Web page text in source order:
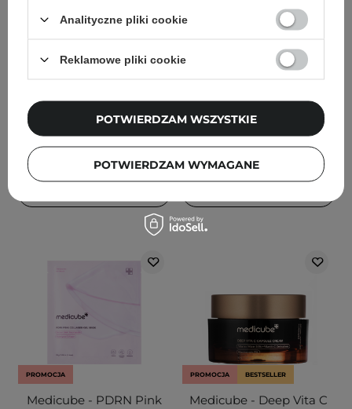
Regenerująca Maska w
39
12,00 zł
BESTSELLER
COSRX - The 6 Peptide
Skin Booster Serum -
Kompleksowe Serum
80,90 zł
PROMOCJA
Medicube - PDRN Pink
PROMOCJA BESTSELLER
Medicube - Deep Vita C
Analityczne pliki cookie
Reklamowe pliki cookie
POTWIERDZAM WYMAGANE
POTWIERDZAM WSZYSTKIE